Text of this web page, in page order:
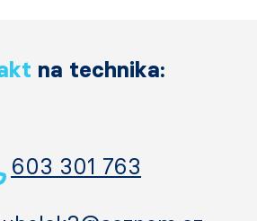
na technika:
603 301 763